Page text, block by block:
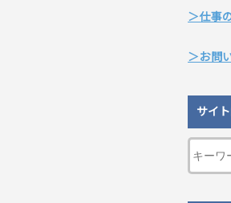
＞仕事
＞お問
サイ